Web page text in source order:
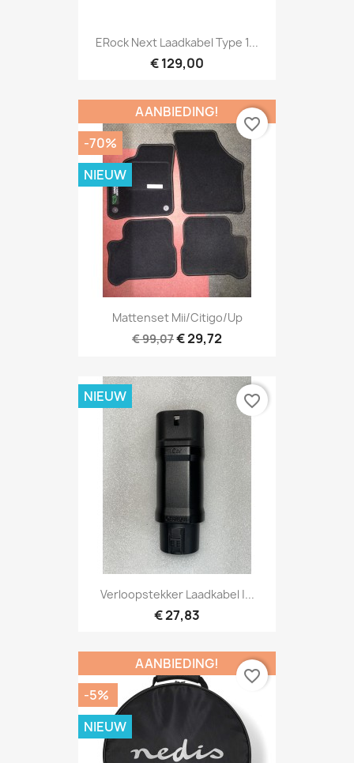
ERock Next Laadkabel Type 1...
€ 129,00
Mattenset Mii/Citigo/Up
€ 99,07€ 29,72
AANBIEDING!
-70%
NIEUW
favorite_border
Verloopstekker Laadkabel |...
€ 27,83
NIEUW favorite_border
AANBIEDING!
-5%
NIEUW
favorite_border